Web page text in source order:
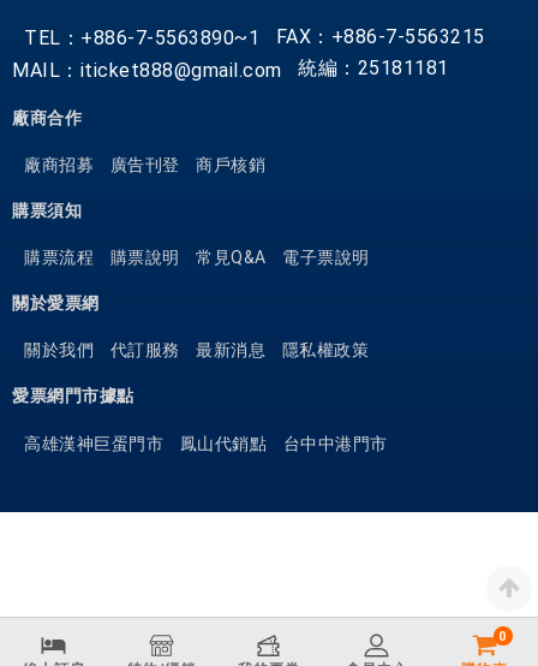
0
TEL：+886-7-5563890~1
FAX：+886-7-5563215
MAIL：iticket888@gmail.com
統編：25181181
廠商合作
廠商招募 廣告刊登 商戶核銷
購票須知
購票流程 購票說明 常見Q&A 電子票說明
關於愛票網
關於我們 代訂服務 最新消息 隱私權政策
愛票網門市據點
高雄漢神巨蛋門市 鳳山代銷點 台中中港門市